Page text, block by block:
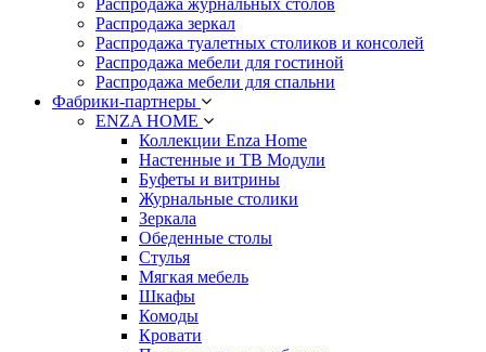
Распродажа зеркал
Распродажа туалетных столиков и консолей
Распродажа мебели для гостиной
Распродажа мебели для спальни
Фабрики-партнеры
ENZA HOME
Коллекции Enza Home
Настенные и ТВ Модули
Буфеты и витрины
Журнальные столики
Зеркала
Обеденные столы
Стулья
Мягкая мебель
Шкафы
Комоды
Кровати